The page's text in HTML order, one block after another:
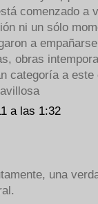
comenzado a
ni un sólo
a
obras
categoría a
a las 1:32
una